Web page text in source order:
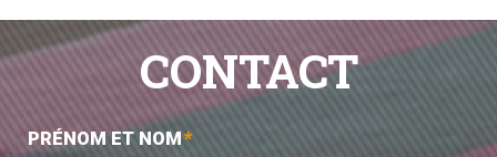
CONTACT
PRÉNOM ET NOM*